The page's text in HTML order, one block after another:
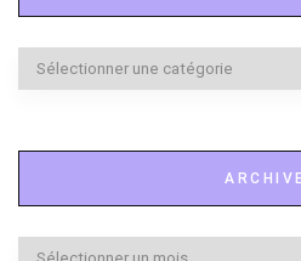
Marques
Archives